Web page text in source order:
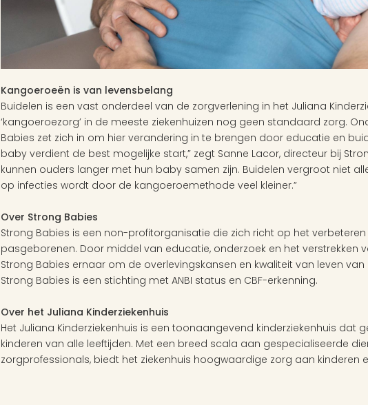
Kangoeroeën is van levensbelang
Buidelen is een vast onderdeel van de zorgverlening in het Juliana
‘kangoeroezorg’ in de meeste ziekenhuizen nog geen standaard zorg.
Babies zet zich in om hier verandering in te brengen door educatie en
baby verdient de best mogelijke start,” zegt Sanne Lacor, directeur bij
kunnen ouders langer met hun baby samen zijn. Buidelen vergroot niet
op infecties wordt door de kangoeroemethode veel kleiner.”
Over Strong Babies
Strong Babies is een non-profitorganisatie die zich richt op het
pasgeborenen. Door middel van educatie, onderzoek en het verstrekken
Strong Babies ernaar om de overlevingskansen en kwaliteit van leven
Strong Babies is een stichting met ANBI status en CBF-erkenning.
Over het Juliana Kinderziekenhuis
Het Juliana Kinderziekenhuis is een toonaangevend kinderziekenhuis dat
kinderen van alle leeftijden. Met een breed scala aan gespecialiseerde
zorgprofessionals, biedt het ziekenhuis hoogwaardige zorg aan kinderen